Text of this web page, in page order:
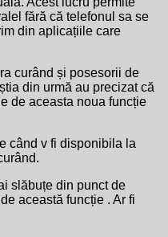
fără că telefonul sa se
din aplicațiile care
curând și posesorii de
din urmă au precizat că
de aceasta noua funcție
când v fi disponibila la
slăbuțe din punct de
această funcție . Ar fi